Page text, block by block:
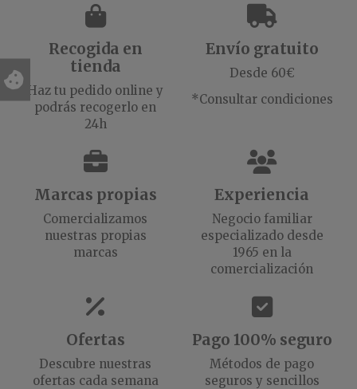
Recogida en
tienda
Haz tu pedido online y
podrás recogerlo en
24h
Envío gratuito
Desde 60€
*Consultar condiciones
Marcas propias
Comercializamos
nuestras propias
marcas
Experiencia
Negocio familiar
especializado desde
1965 en la
comercialización
Ofertas
Descubre nuestras
ofertas cada semana
Pago 100% seguro
Métodos de pago
seguros y sencillos